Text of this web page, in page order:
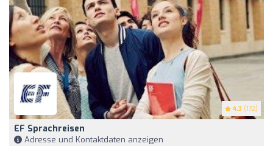
4.3 (172)
EF Sprachreisen
Adresse und Kontaktdaten anzeigen